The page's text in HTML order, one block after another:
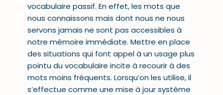
vocabulaire passif. En effet, les mots que
nous connaissons mais dont nous ne nous
servons jamais ne sont pas accessibles à
notre mémoire immédiate. Mettre en place
des situations qui font appel à un usage plus
pointu du vocabulaire incite à recourir à des
mots moins fréquents. Lorsqu’on les utilise, il
s’effectue comme une mise à jour système